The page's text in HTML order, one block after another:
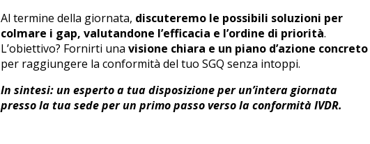
Al termine della giornata, discuteremo le possibili soluzioni per
colmare i gap, valutandone l’efficacia e l’ordine di priorità.
L’obiettivo? Fornirti una visione chiara e un piano d’azione concreto
per raggiungere la conformità del tuo SGQ senza intoppi.
In sintesi: un esperto a tua disposizione per un’intera giornata
presso la tua sede per un primo passo verso la conformità IVDR.